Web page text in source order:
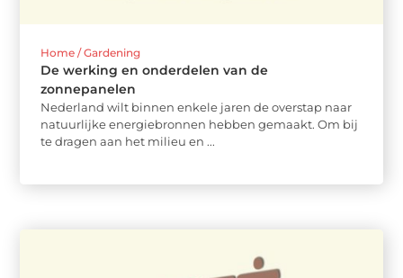
Home / Gardening
De werking en onderdelen van de
zonnepanelen
Nederland wilt binnen enkele jaren de overstap naar
natuurlijke energiebronnen hebben gemaakt. Om bij
te dragen aan het milieu en ...